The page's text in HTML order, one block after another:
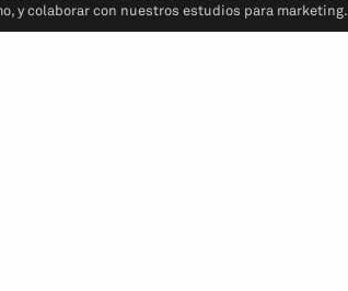
y colaborar con nuestros estudios para marketing.